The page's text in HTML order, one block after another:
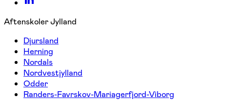
Aftenskoler Jylland
Djursland
Herning
Nordals
Nordvestjylland
Odder
Randers-Favrskov-Mariagerfjord-Viborg